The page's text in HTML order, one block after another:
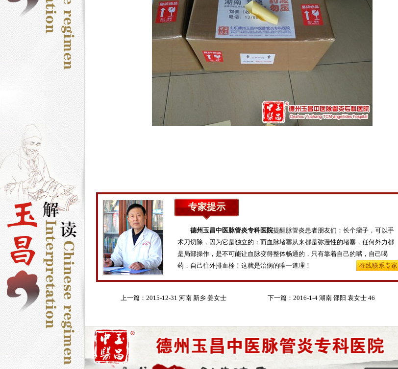
专家提示
德州玉昌中医脉管炎专科医院提醒脉管炎患者朋友们：长个瘤子，可以手
术刀切除，因为它是独立的；而血脉堵塞从来都是弥漫性的堵塞，任何外力都
是局部操作，是不可能让血脉变得整体畅通的，只有靠着自己的嘴，自己喝
药，自己往外排血栓！这就是治病的唯一道理！
在线联系专家
上一篇： 2015-12-31 河南 新乡 姜女士
下一篇： 2016-1-4 湖南 邵阳 袁女士 46